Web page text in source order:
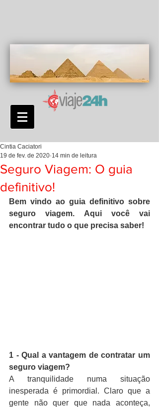
Seguro Viagem: O guia
definitivo!
Cintia Caciatori
19 de fev. de 2020 14 min de leitura
Bem vindo ao guia definitivo sobre
seguro viagem. Aqui você vai
encontrar tudo o que precisa saber!
1 - Qual a vantagem de contratar um
seguro viagem?
A tranquilidade numa situação
inesperada é primordial. Claro que a
gente não quer que nada aconteça,